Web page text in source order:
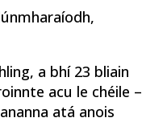
a bhí 23 bliain
acu le chéile –
atá anois